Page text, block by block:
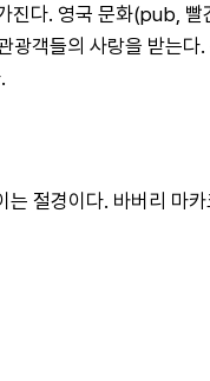
다. 영국 문화(pub,
객들의 사랑을 받는다
절경이다. 바버리 마